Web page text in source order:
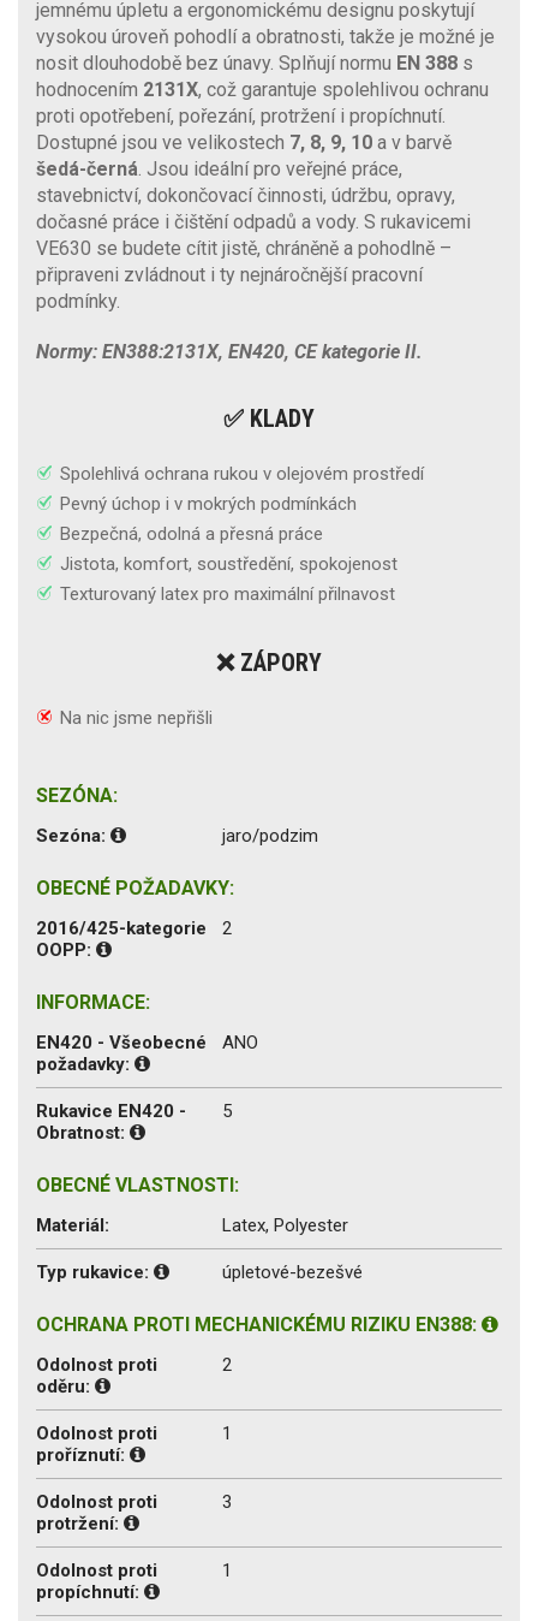
jemnému úpletu a ergonomickému designu poskytují
vysokou úroveň pohodlí a obratnosti, takže je možné je
nosit dlouhodobě bez únavy. Splňují normu EN 388 s
hodnocením 2131X, což garantuje spolehlivou ochranu
proti opotřebení, pořezání, protržení i propíchnutí.
Dostupné jsou ve velikostech 7, 8, 9, 10 a v barvě
šedá-černá . Jsou ideální pro veřejné práce,
stavebnictví, dokončovací činnosti, údržbu, opravy,
dočasné práce i čištění odpadů a vody. S rukavicemi
VE630 se budete cítit jistě, chráněně a pohodlně –
připraveni zvládnout i ty nejnáročnější pracovní
podmínky.
Normy: EN388:2131X, EN420, CE kategorie II.
✅ KLADY
Spolehlivá ochrana rukou v olejovém prostředí
Pevný úchop i v mokrých podmínkách
Bezpečná, odolná a přesná práce
Jistota, komfort, soustředění, spokojenost
Texturovaný latex pro maximální přilnavost
❌ ZÁPORY
Na nic jsme nepřišli
SEZÓNA:
Sezóna: jaro/podzim
OBECNÉ POŽADAVKY:
2016/425-kategorie
OOPP:
2
INFORMACE:
EN420 - Všeobecné
požadavky:
ANO
Rukavice EN420 -
Obratnost:
5
OBECNÉ VLASTNOSTI:
Materiál: Latex, Polyester
Typ rukavice: úpletové-bezešvé
OCHRANA PROTI MECHANICKÉMU RIZIKU EN388:
Odolnost proti
oděru:
2
Odolnost proti
proříznutí:
1
Odolnost proti
protržení:
3
Odolnost proti
propíchnutí:
1